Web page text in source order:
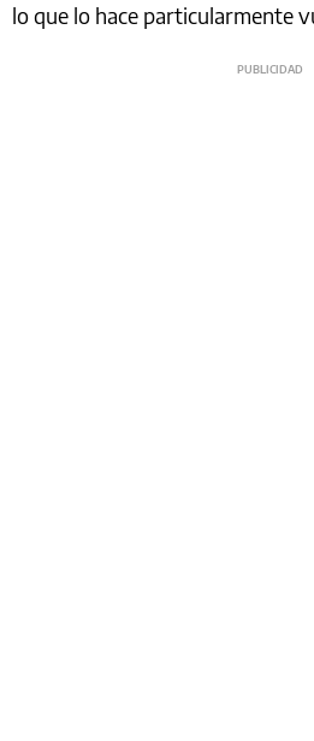
lo que lo hace particularmente